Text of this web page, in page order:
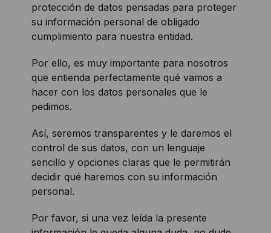
protección de datos pensadas para proteger
su información personal de obligado
cumplimiento para nuestra entidad.
Por ello, es muy importante para nosotros
que entienda perfectamente qué vamos a
hacer con los datos personales que le
pedimos.
Así, seremos transparentes y le daremos el
control de sus datos, con un lenguaje
sencillo y opciones claras que le permitirán
decidir qué haremos con su información
personal.
Por favor, si una vez leída la presente